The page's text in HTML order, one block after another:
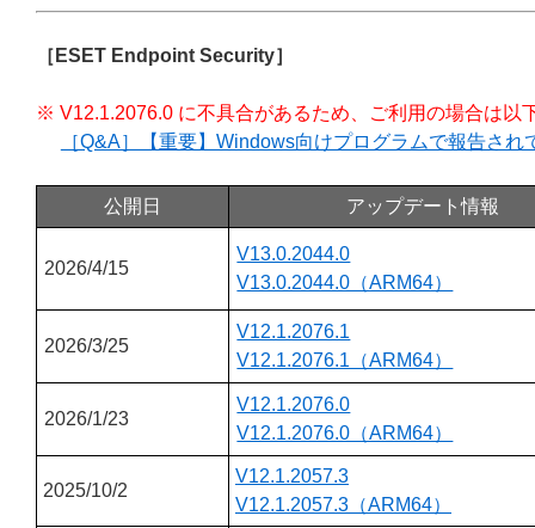
［ESET Endpoint Security］
※ V12.1.2076.0 に不具合があるため、ご利用の場合は以
［Q&A］【重要】Windows向けプログラムで報告さ
公開日 アップデート情報
2026/4/15
V13.0.2044.0
V13.0.2044.0（ARM64）
2026/3/25
V12.1.2076.1
V12.1.2076.1（ARM64）
2026/1/23
V12.1.2076.0
V12.1.2076.0（ARM64）
2025/10/2
V12.1.2057.3
V12.1.2057.3（ARM64）